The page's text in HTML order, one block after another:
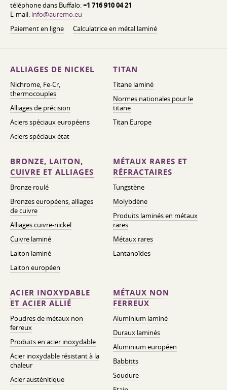
téléphone dans Buffalo:+1 716 910 04 21
E-mail: info@auremo.eu
Paiement en ligne
Calculatrice en métal laminé
ALLIAGES DE NICKEL
Nichrome, Fe-Cr,
thermocouples
Alliages de précision
Aciers spéciaux européens
Aciers spéciaux état
TITAN
Titane laminé
Normes nationales pour le
titane
Titan Europe
BRONZE, LAITON,
CUIVRE ET ALLIAGES
Bronze roulé
Bronzes européens, alliages
de cuivre
Alliages cuivre-nickel
Cuivre laminé
Laiton laminé
Laiton européen
MÉTAUX RARES ET
RÉFRACTAIRES
Tungstène
Molybdène
Produits laminés en métaux
rares
Métaux rares
Lantanoïdes
ACIER INOXYDABLE
ET ACIER ALLIÉ
Poudres de métaux non
ferreux
Produits en acier inoxydable
Acier inoxydable résistant à la
chaleur
Acier austénitique
MÉTAUX NON
FERREUX
Aluminium laminé
Duraux laminés
Aluminium européen
Babbitts
Soudure